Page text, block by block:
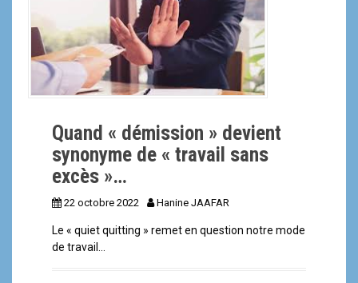
Quand « démission » devient
synonyme de « travail sans
excès »…
22 octobre 2022 Hanine JAAFAR
Le « quiet quitting » remet en question notre mode
de travail…